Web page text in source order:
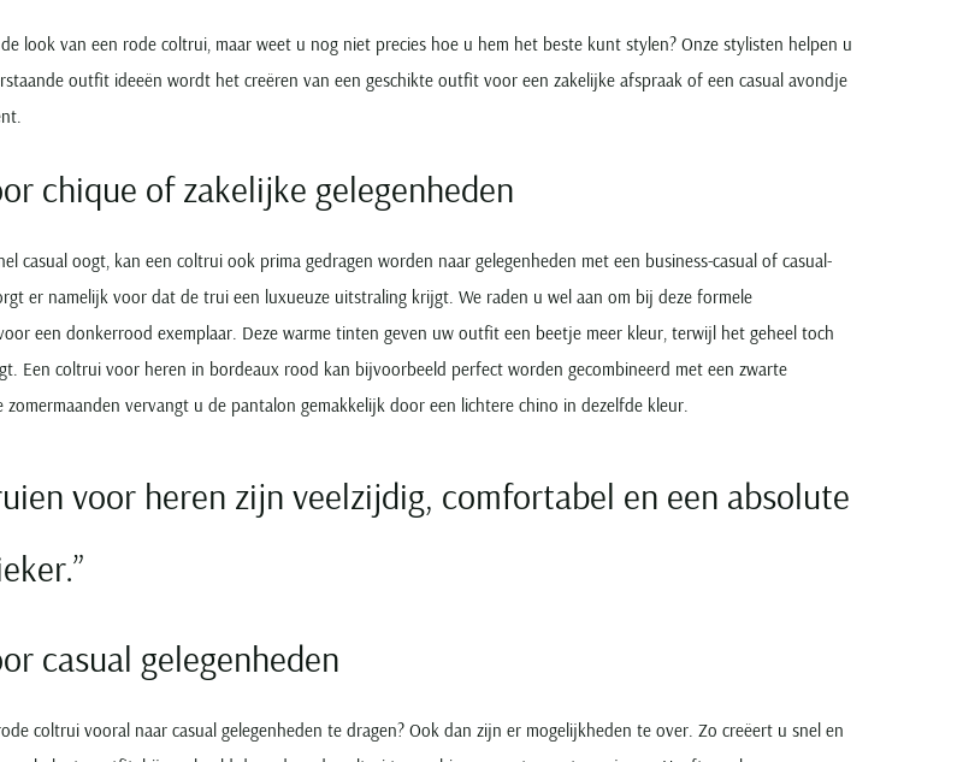
look van een rode coltrui, maar weet u nog niet precies hoe u hem het beste kunt stylen? Onze stylisten helpen u
outfit ideeën wordt het creëren van een geschikte outfit voor een zakelijke afspraak of een casual avondje
chique of zakelijke gelegenheden
casual oogt, kan een coltrui ook prima gedragen worden naar gelegenheden met een business-casual of casual-
er namelijk voor dat de trui een luxueuze uitstraling krijgt. We raden u wel aan om bij deze formele
een donkerrood exemplaar. Deze warme tinten geven uw outfit een beetje meer kleur, terwijl het geheel toch
Een coltrui voor heren in bordeaux rood kan bijvoorbeeld perfect worden gecombineerd met een zwarte
zomermaanden vervangt u de pantalon gemakkelijk door een lichtere chino in dezelfde kleur.
voor heren zijn veelzijdig, comfortabel en een absolute
casual gelegenheden
coltrui vooral naar casual gelegenheden te dragen? Ook dan zijn er mogelijkheden te over. Zo creëert u snel en